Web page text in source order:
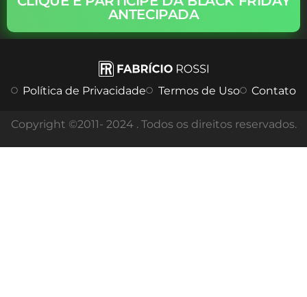
ANTECIPADA
Política de Privacidade Termos de Uso Contato
Copyright ©2011- 2024 . Todos os direitos reservados.